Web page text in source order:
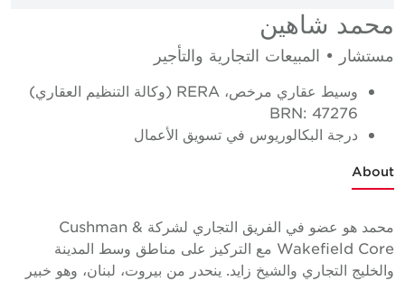
محمد شاهين
مستشار • المبيعات التجارية والتأجير
وسيط عقاري مرخص، RERA (وكالة التنظيم العقاري)
BRN: 47276
درجة البكالوريوس في تسويق الأعمال
About
محمد هو عضو في الفريق التجاري لشركة Cushman &
Wakefield Core مع التركيز على مناطق وسط المدينة
والخليج التجاري والشيخ زايد. ينحدر من بيروت، لبنان، وهو خبير